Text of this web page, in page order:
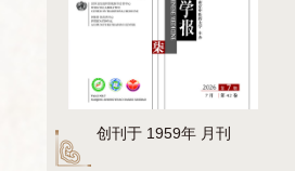
创刊于 1959年 月刊